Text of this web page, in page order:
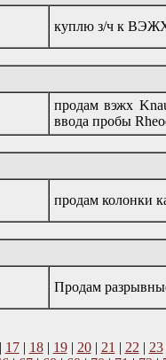
куплю з/ч к ВЭЖХ
продам вэжх
ввода пробы
продам колонки
Продам
17| 18| 19| 20| 21 | 22 | 23